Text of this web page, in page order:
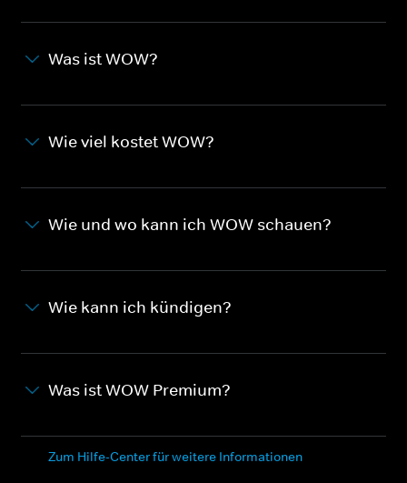
Was ist WOW?
Wie viel kostet WOW?
Wie und wo kann ich WOW schauen?
Wie kann ich kündigen?
Was ist WOW Premium?
Zum Hilfe-Center für weitere Informationen